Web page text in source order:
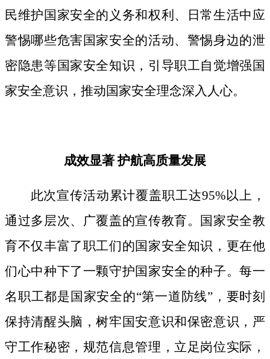
民维护国家安全的义务和权利、日常生活中应
警惕哪些危害国家安全的活动、警惕身边的泄
密隐患等国家安全知识，引导职工自觉增强国
家安全意识，推动国家安全理念深入人心。
成效显著护航高质量发展
此次宣传活动累计覆盖职工达95%以上，
通过多层次、广覆盖的宣传教育。国家安全教
育不仅丰富了职工们的国家安全知识，更在他
们心中种下了一颗守护国家安全的种子。每一
名职工都是国家安全的“第一道防线”，要时刻
保持清醒头脑，树牢国安意识和保密意识，严
守工作秘密，规范信息管理，立足岗位实际，